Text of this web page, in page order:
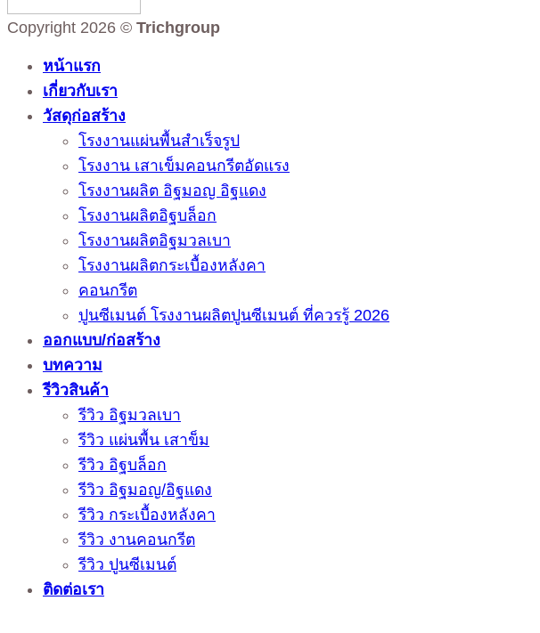
Copyright 2026 © Trichgroup
หน้าแรก
เกี่ยวกับเรา
วัสดุก่อสร้าง
โรงงานแผ่นพื้นสำเร็จรูป
โรงงาน เสาเข็มคอนกรีตอัดแรง
โรงงานผลิต อิฐมอญ อิฐแดง
โรงงานผลิตอิฐบล็อก
โรงงานผลิตอิฐมวลเบา
โรงงานผลิตกระเบื้องหลังคา
คอนกรีต
ปูนซีเมนต์ โรงงานผลิตปูนซีเมนต์ ที่ควรรู้ 2026
ออกแบบ/ก่อสร้าง
บทความ
รีวิวสินค้า
รีวิว อิฐมวลเบา
รีวิว แผ่นพื้น เสาข็ม
รีวิว อิฐบล็อก
รีวิว อิฐมอญ/อิฐแดง
รีวิว กระเบื้องหลังคา
รีวิว งานคอนกรีต
รีวิว ปูนซีเมนต์
ติดต่อเรา